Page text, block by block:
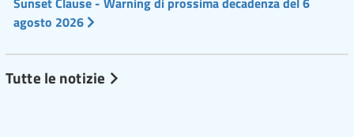
agosto 2026
Tutte le notizie